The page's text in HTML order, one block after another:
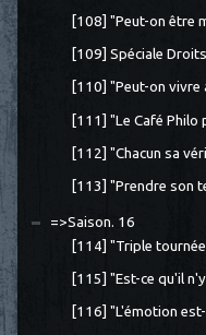
[108] "Peut-on être
[109] Spéciale
[110] "Peut-on vivre
[111] "Le Café Philo
[112] "Chacun sa
[113] "Prendre son
=>Saison. 16
[114] "Triple
[115] "Est-ce qu'il
[116] "L'émotion